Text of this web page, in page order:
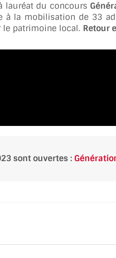
lauréat du concours
à la mobilisation de 33
le patrimoine local. Retour
sont ouvertes :